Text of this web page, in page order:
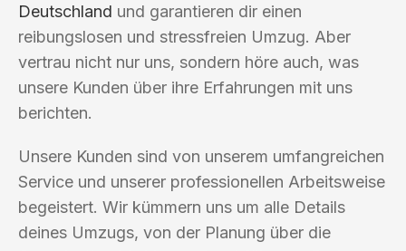
Deutschland und garantieren dir einen
reibungslosen und stressfreien Umzug. Aber
vertrau nicht nur uns, sondern höre auch, was
unsere Kunden über ihre Erfahrungen mit uns
berichten.
Unsere Kunden sind von unserem umfangreichen
Service und unserer professionellen Arbeitsweise
begeistert. Wir kümmern uns um alle Details
deines Umzugs, von der Planung über die